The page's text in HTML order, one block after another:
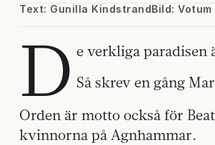
Text: Gunilla KindstrandBild:
D e verkliga paradisen
Så skrev en gång
Orden är motto också för
kvinnorna på Agnhammar.